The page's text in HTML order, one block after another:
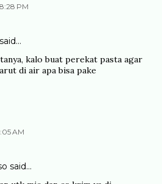
PM
kalo buat perekat pasta agar
di air apa bisa pake
AM
said…